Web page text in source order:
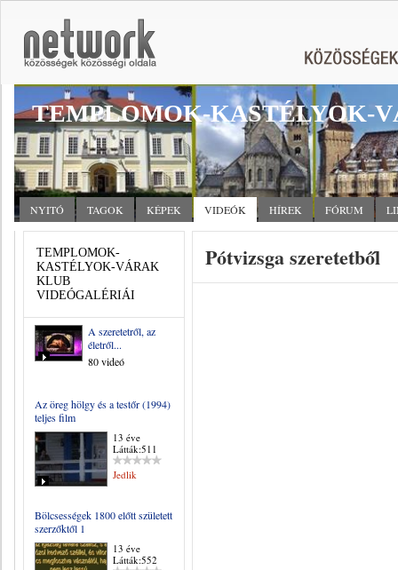
TEMPLOMOK-KASTÉLYOK-
NYITÓ TAGOK KÉPEK VIDEÓK HÍREK FÓRUM
TEMPLOMOK-
KASTÉLYOK-VÁRAK
KLUB
VIDEÓGALÉRIÁI
A szeretetről, az
életről...
80 videó
Az öreg hölgy és a testőr (1994)
teljes film
13 éve
Látták:511
Jedlik
Bölcsességek 1800 előtt született
szerzőktől 1
13 éve
Látták:552
Pótvizsga szeretetből